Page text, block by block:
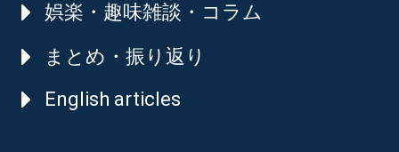
娯楽・趣味雑談・コラム
まとめ・振り返り
English articles